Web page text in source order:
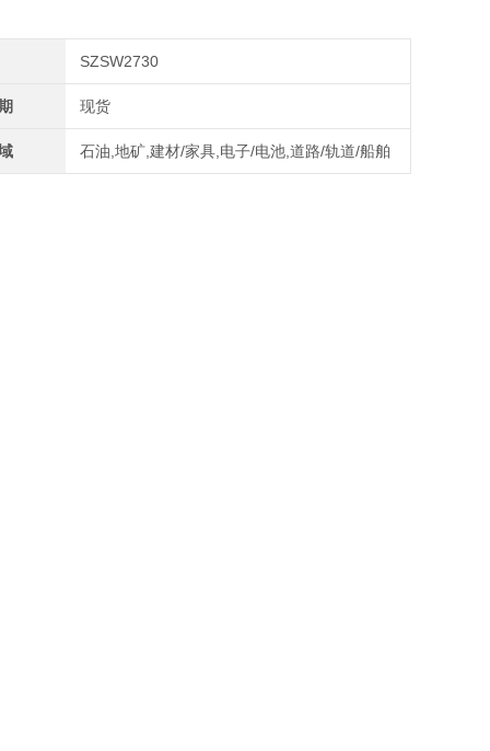
SZSW2730
现货
石油,地矿,建材/家具,电子/电池,道路/轨道/船舶